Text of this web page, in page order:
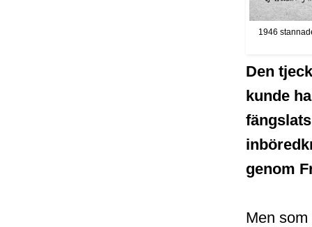
1946
Den
kunde
genom
Men